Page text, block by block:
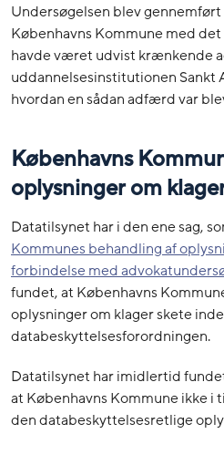
Undersøgelsen blev
Københavns Kommune med
havde været udvist krænkende
uddannelsesinstitutionen Sankt
hvordan en sådan adfærd var
Københavns
oplysninger om
Datatilsynet har i den ene sag,
Kommunes behandling af
forbindelse med
fundet, at Københavns
oplysninger om klager skete
databeskyttelsesforordningen.
Datatilsynet har imidlertid
at Københavns Kommune ikke
den databeskyttelsesretlige